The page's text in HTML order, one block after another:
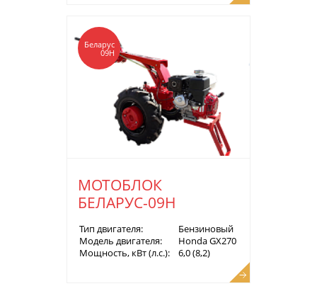
Беларус
09Н
МОТОБЛОК
БЕЛАРУС-09Н
Тип двигателя:
Бензиновый
Модель двигателя:
Honda GX270
Мощность, кВт (л.с.):
6,0 (8,2)